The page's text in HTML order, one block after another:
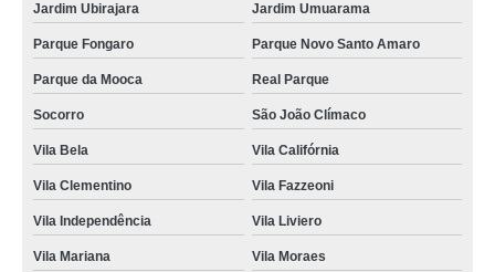
Jardim Ubirajara Jardim Umuarama
Parque Fongaro Parque Novo Santo Amaro
Parque da Mooca Real Parque
Socorro São João Clímaco
Vila Bela Vila Califórnia
Vila Clementino Vila Fazzeoni
Vila Independência Vila Liviero
Vila Mariana Vila Moraes